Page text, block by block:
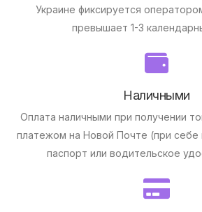
Украине фиксируется
превышает 1-3
Наличными
Оплата наличными при получении
платежом на Новой Почте (при
паспорт или водительское